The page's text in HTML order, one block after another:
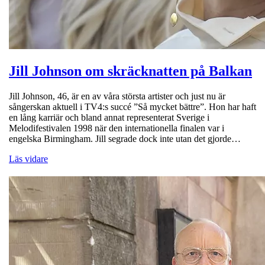
Jill Johnson om skräcknatten på Balkan
Jill Johnson, 46, är en av våra största artister och just nu är
sångerskan aktuell i TV4:s succé ”Så mycket bättre”. Hon har haft
en lång karriär och bland annat representerat Sverige i
Melodifestivalen 1998 när den internationella finalen var i
engelska Birmingham. Jill segrade dock inte utan det gjorde…
Läs vidare